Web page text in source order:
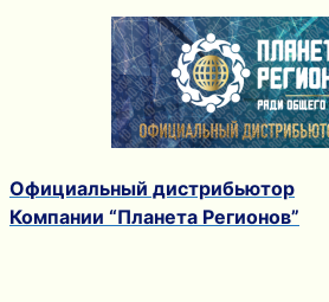
Официальный дистрибьютор
Компании “Планета Регионов”